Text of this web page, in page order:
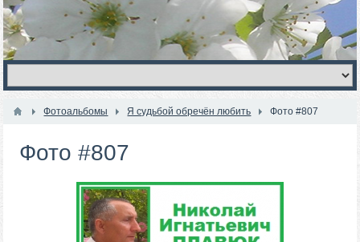
Фотоальбомы Я судьбой обречён любить Фото #807
Фото #807